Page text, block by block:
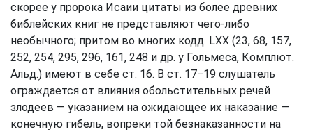
скорее у пророка Исаии цитаты из более древних
библейских книг не представляют чего-либо
необычного; притом во многих кодд. LXX (23, 68, 157,
252, 254, 295, 296, 161, 248 и др. у Гольмеса, Комплют.
Альд.) имеют в себе ст. 16. В ст. 17−19 слушатель
ограждается от влияния обольстительных речей
злодеев — указанием на ожидающее их наказание —
конечную гибель, вопреки той безнаказанности на